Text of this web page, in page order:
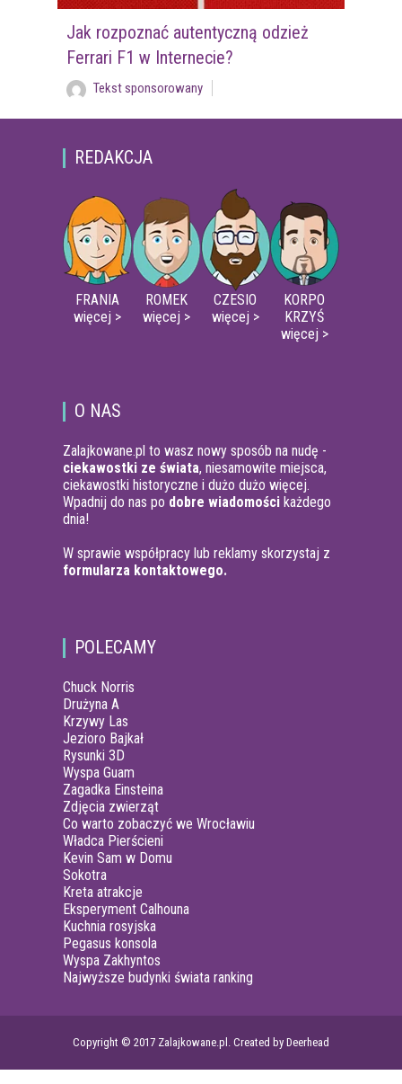
Jak rozpoznać autentyczną odzież
Ferrari F1 w Internecie?
Tekst sponsorowany
REDAKCJA
FRANIA
więcej >
ROMEK
więcej >
CZESIO
więcej >
KORPO
KRZYŚ
więcej >
O NAS
Zalajkowane.pl to wasz nowy sposób na nudę -
ciekawostki ze świata, niesamowite miejsca,
ciekawostki historyczne i dużo dużo więcej.
Wpadnij do nas po dobre wiadomości każdego
dnia!
W sprawie współpracy lub reklamy skorzystaj z
formularza kontaktowego.
POLECAMY
Chuck Norris
Drużyna A
Krzywy Las
Jezioro Bajkał
Rysunki 3D
Wyspa Guam
Zagadka Einsteina
Zdjęcia zwierząt
Co warto zobaczyć we Wrocławiu
Władca Pierścieni
Kevin Sam w Domu
Sokotra
Kreta atrakcje
Eksperyment Calhouna
Kuchnia rosyjska
Pegasus konsola
Wyspa Zakhyntos
Najwyższe budynki świata ranking
Copyright © 2017 Zalajkowane.pl. Created by Deerhead